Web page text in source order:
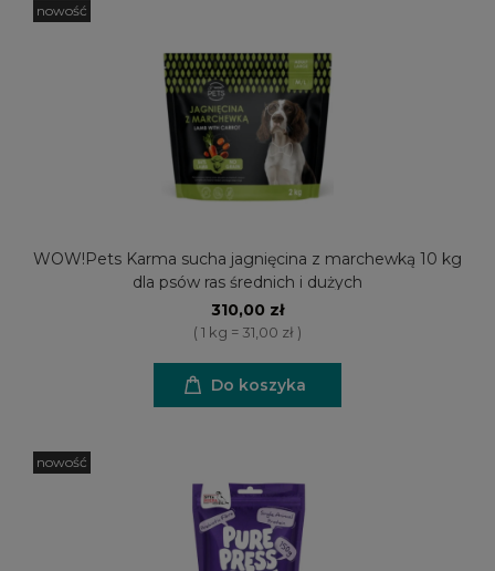
WOW!Pets Karma sucha jagnięcina z marchewką 10 kg
dla psów ras średnich i dużych
310,00 zł
( 1 kg = 31,00 zł )
Do koszyka
nowość
nowość